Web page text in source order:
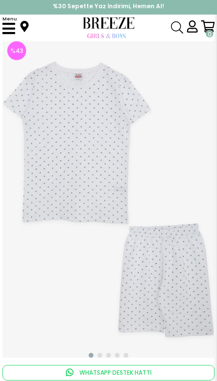
%30 Sepette Yaz İndirimi, Hemen Al!
İndirimlere ek %10 İndirimi Kap, Hemen Üye Ol!
0
Menu
Anasayfa Pijama & İç Giyim ERKEK Pijama Takımı
%43
WHATSAPP DESTEK HATTI